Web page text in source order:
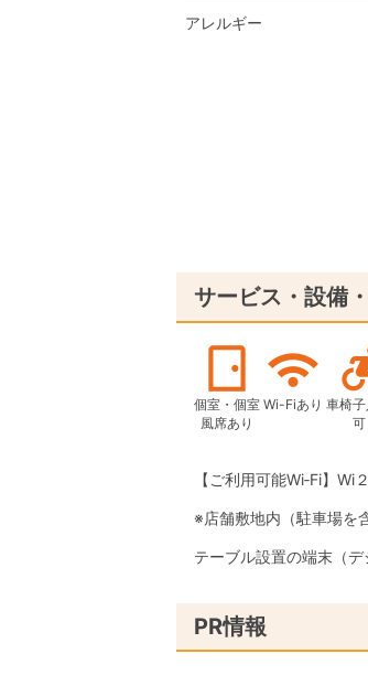
アレルギー
サービス・設備
個室・個室
風席あり
Wi-Fiあり 車椅
可
【ご利用可能Wi‐Fi】
※店舗敷地内（駐車場を
テーブル設置の端末（
PR情報